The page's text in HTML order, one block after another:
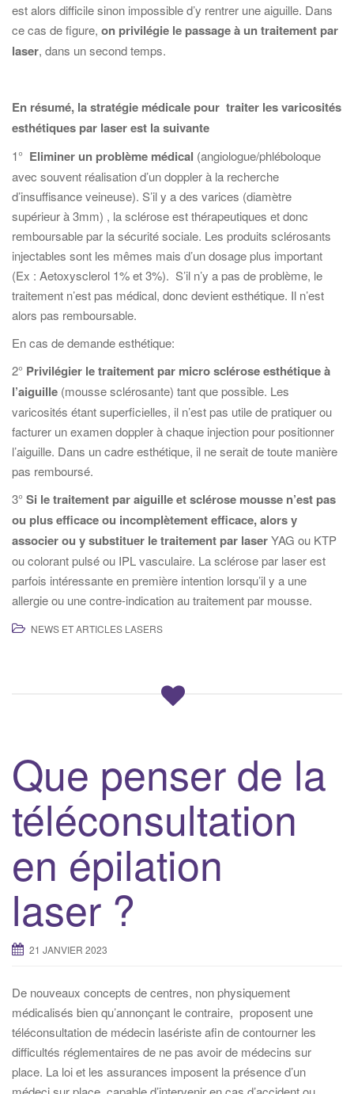
est alors difficile sinon impossible d’y rentrer une aiguille. Dans
ce cas de figure, on privilégie le passage à un traitement par
laser, dans un second temps.
En résumé, la stratégie médicale pour traiter les varicosités
esthétiques par laser est la suivante
1° Eliminer un problème médical (angiologue/phléboloque
avec souvent réalisation d’un doppler à la recherche
d’insuffisance veineuse). S’il y a des varices (diamètre
supérieur à 3mm) , la sclérose est thérapeutiques et donc
remboursable par la sécurité sociale. Les produits sclérosants
injectables sont les mêmes mais d’un dosage plus important
(Ex : Aetoxysclerol 1% et 3%). S’il n’y a pas de problème, le
traitement n’est pas médical, donc devient esthétique. Il n’est
alors pas remboursable.
En cas de demande esthétique:
2° Privilégier le traitement par micro sclérose esthétique à
l’aiguille (mousse sclérosante) tant que possible. Les
varicosités étant superficielles, il n’est pas utile de pratiquer ou
facturer un examen doppler à chaque injection pour positionner
l’aiguille. Dans un cadre esthétique, il ne serait de toute manière
pas remboursé.
3° Si le traitement par aiguille et sclérose mousse n’est pas
ou plus efficace ou incomplètement efficace, alors y
associer ou y substituer le traitement par laserYAG ou KTP
ou colorant pulsé ou IPL vasculaire. La sclérose par laser est
parfois intéressante en première intention lorsqu’il y a une
allergie ou une contre-indication au traitement par mousse.
NEWS ET ARTICLES LASERS
Que penser de la
téléconsultation
en épilation
laser ?
21 JANVIER 2023
De nouveaux concepts de centres, non physiquement
médicalisés bien qu’annonçant le contraire, proposent une
téléconsultation de médecin lasériste afin de contourner les
difficultés réglementaires de ne pas avoir de médecins sur
place. La loi et les assurances imposent la présence d’un